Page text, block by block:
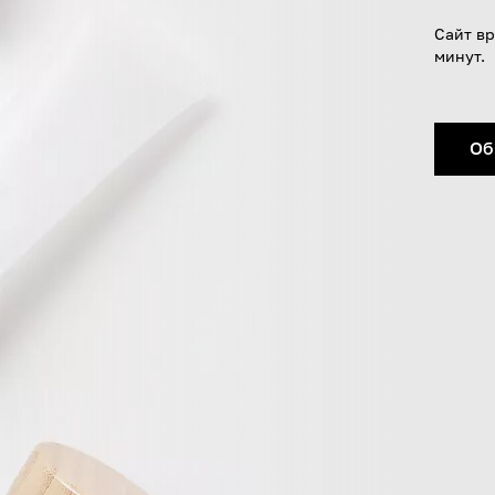
Сайт
минут.